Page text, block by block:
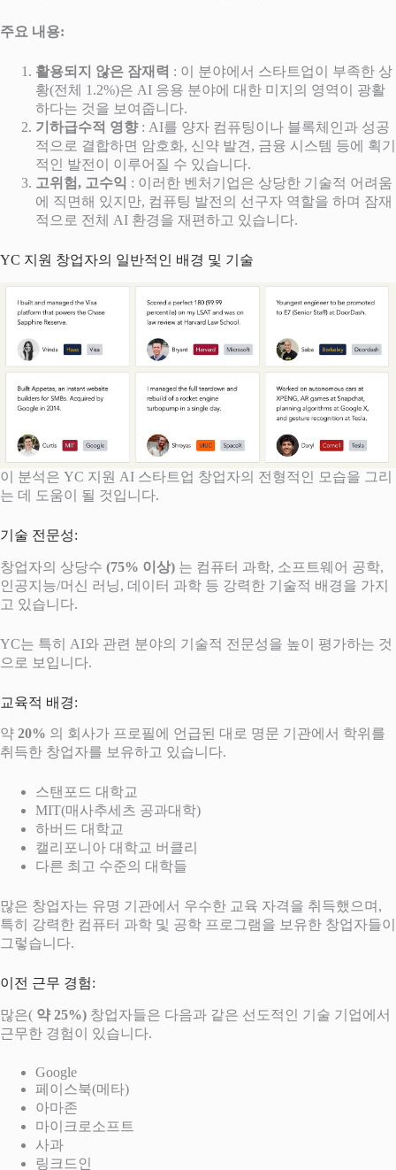
주요 내용:
활용되지 않은 잠재력 : 이 분야에서 스타트업이 부족한 상
황(전체 1.2%)은 AI 응용 분야에 대한 미지의 영역이 광활
하다는 것을 보여줍니다.
기하급수적 영향 : AI를 양자 컴퓨팅이나 블록체인과 성공
적으로 결합하면 암호화, 신약 발견, 금융 시스템 등에 획기
적인 발전이 이루어질 수 있습니다.
고위험, 고수익 : 이러한 벤처기업은 상당한 기술적 어려움
에 직면해 있지만, 컴퓨팅 발전의 선구자 역할을 하며 잠재
적으로 전체 AI 환경을 재편하고 있습니다.
YC 지원 창업자의 일반적인 배경 및 기술
이 분석은 YC 지원 AI 스타트업 창업자의 전형적인 모습을 그리
는 데 도움이 될 것입니다.
기술 전문성:
창업자의 상당수 (75% 이상) 는 컴퓨터 과학, 소프트웨어 공학,
인공지능/머신 러닝, 데이터 과학 등 강력한 기술적 배경을 가지
고 있습니다.
YC는 특히 AI와 관련 분야의 기술적 전문성을 높이 평가하는 것
으로 보입니다.
교육적 배경:
약 20% 의 회사가 프로필에 언급된 대로 명문 기관에서 학위를
취득한 창업자를 보유하고 있습니다.
스탠포드 대학교
MIT(매사추세츠 공과대학)
하버드 대학교
캘리포니아 대학교 버클리
다른 최고 수준의 대학들
많은 창업자는 유명 기관에서 우수한 교육 자격을 취득했으며,
특히 강력한 컴퓨터 과학 및 공학 프로그램을 보유한 창업자들이
그렇습니다.
이전 근무 경험:
많은( 약 25%) 창업자들은 다음과 같은 선도적인 기술 기업에서
근무한 경험이 있습니다.
Google
페이스북(메타)
아마존
마이크로소프트
사과
링크드인